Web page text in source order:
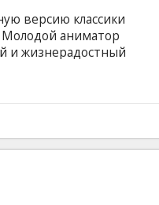
версию классики
аниматор
и жизнерадостный
символ Казахстана —
полиции Ирина
методами